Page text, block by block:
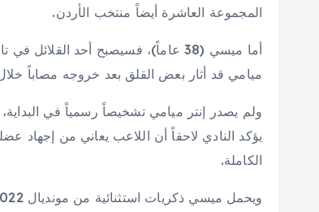
المجموعة العاشرة أيضاً منتخب الأردن.
أما ميسي (38 عاماً)، فسيصبح أحد
ميامي قد أثار بعض القلق بعد خروجه مصاباً
ولم يصدر إنتر ميامي تشخيصاً رسمياً في
يؤكد النادي لاحقاً أن اللاعب يعاني من إجهاد
الكاملة.